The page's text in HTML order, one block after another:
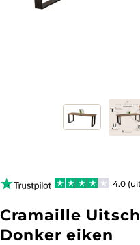
4.0
Cramaille
Donker eiken